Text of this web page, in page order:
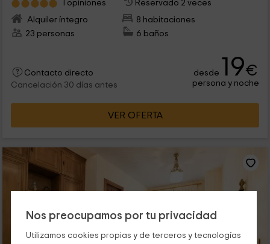
Nos preocupamos por tu privacidad
Utilizamos cookies propias y de terceros y tecnologías
1 opiniones
Reservado 2 veces
Alquiler íntegro
8 habitaciones
23 personas
6 baños
Contacto directo
Cancelación 30 días antes
desde 19€
persona y noche
VER OFERTA